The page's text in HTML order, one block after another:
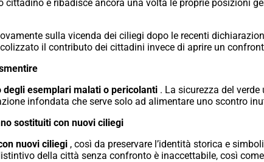
e ribadisce ancora una volta le proprie posizioni
sulla vicenda dei ciliegi dopo le recenti
il contributo dei cittadini invece di aprire un
degli esemplari malati o pericolanti . La sicurezza del verde
infondata che serve solo ad alimentare uno scontro
sostituiti con nuovi ciliegi
nuovi ciliegi , così da preservare l’identità storica e
della città senza confronto è inaccettabile, così